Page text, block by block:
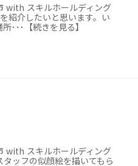
with スキルホールディング
紹介したいと思います。い
･･･【続きを見る】
with スキルホールディング
ッフの似顔絵を描いてもら